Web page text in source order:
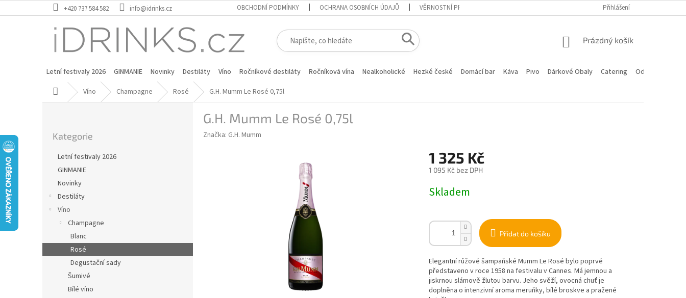
na
+420 737 584 582 info@idrinks.cz OBCHODNÍ PODMÍNKY OCHRANA OSOBNÍCH ÚDAJŮ VĚRNOSTNÍ PROGRAM HODNOCENÍ OBCHODU
Přihlášení
NÁKUPNÍ
Prázdný košík
Letní festivaly 2026 GINMANIE Novinky Destiláty Víno Ročníkové destiláty Ročníková vína Nealkoholické Hezké české Domácí bar Káva Pivo Dárkové Obaly Catering
Odstoupení od
Domů Víno Champagne Rosé G.H. Mumm Le Rosé 0,75l
e
l
kategorie
Kategorie
Letní festivaly 2026
GINMANIE
Novinky
Destiláty
Víno
Champagne
Blanc
Rosé
Degustační sady
Šumivé
Bílé víno
G.H. Mumm Le Rosé 0,75l
Značka: G.H. Mumm
1 325 Kč
1 095 Kč bez DPH
cena:
Skladem
Přidat do košíku
Elegantní růžové šampaňské Mumm Le Rosé bylo poprvé
představeno v roce 1958 na festivalu v Cannes. Má jemnou a
jiskrnou slámově žlutou barvu. Jeho svěží, ovocná chuť je
doplněna o intenzivní aroma meruňky, bílé broskve a pražené